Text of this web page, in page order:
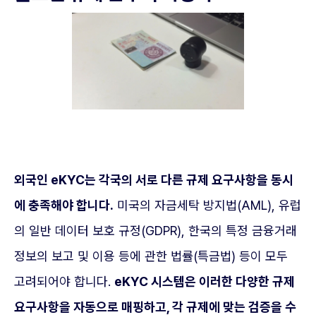
외국인 eKYC는 각국의 서로 다른 규제 요구사항을 동시
에 충족해야 합니다. 미국의 자금세탁 방지법(AML), 유럽
의 일반 데이터 보호 규정(GDPR), 한국의 특정 금융거래
정보의 보고 및 이용 등에 관한 법률(특금법) 등이 모두
고려되어야 합니다. eKYC 시스템은 이러한 다양한 규제
요구사항을 자동으로 매핑하고, 각 규제에 맞는 검증을 수